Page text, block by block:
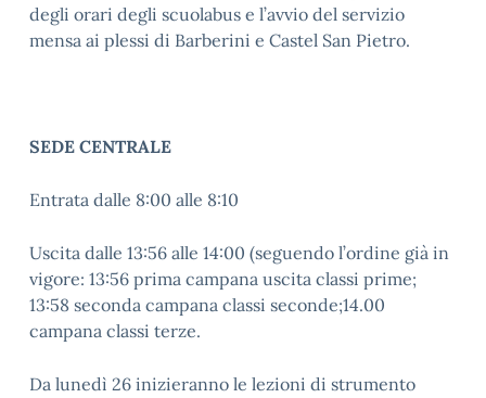
degli orari degli scuolabus e l’avvio del servizio
mensa ai plessi di Barberini e Castel San Pietro.
SEDE CENTRALE
Entrata dalle 8:00 alle 8:10
Uscita dalle 13:56 alle 14:00 (seguendo l’ordine già in
vigore: 13:56 prima campana uscita classi prime;
13:58 seconda campana classi seconde;14.00
campana classi terze.
Da lunedì 26 inizieranno le lezioni di strumento